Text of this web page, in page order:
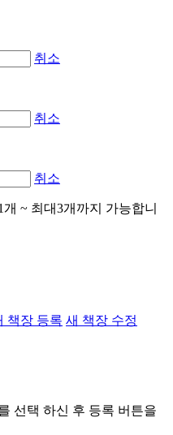
취소
취소
취소
~ 최대3개까지 가능합니
책장 등록 새 책장 수정
선택 하신 후 등록 버튼을